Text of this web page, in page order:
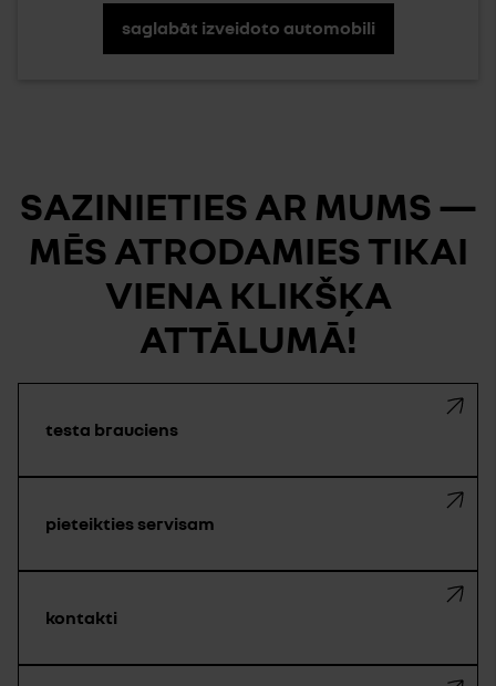
saglabāt izveidoto automobili
SAZINIETIES AR MUMS —
MĒS ATRODAMIES TIKAI
VIENA KLIKŠĶA
ATTĀLUMĀ!
testa brauciens
pieteikties servisam
kontakti